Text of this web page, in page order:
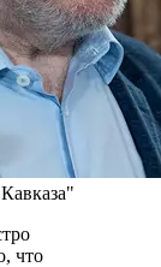
что